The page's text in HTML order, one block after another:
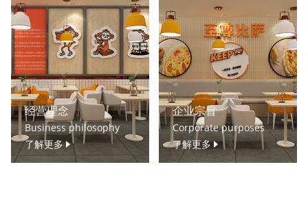
经营理念
Business philosophy
了解更多
企业宗旨
Corporate purposes
了解更多